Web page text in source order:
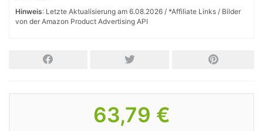
Hinweis: Letzte Aktualisierung am 6.08.2026 / *Affiliate Links / Bilder
von der Amazon Product Advertising API
63,79 €